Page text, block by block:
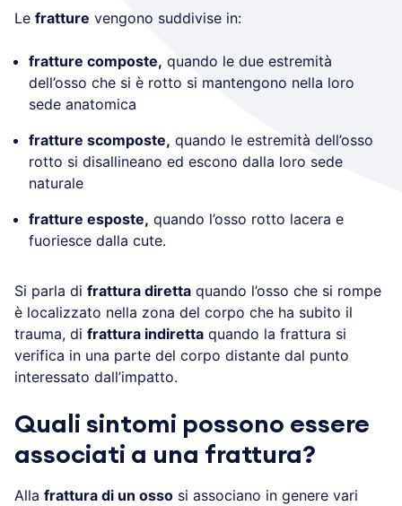
Le fratture vengono suddivise in:
fratture composte, quando le due estremità
dell’osso che si è rotto si mantengono nella loro
sede anatomica
fratture scomposte, quando le estremità dell’osso
rotto si disallineano ed escono dalla loro sede
naturale
fratture esposte, quando l’osso rotto lacera e
fuoriesce dalla cute.
Si parla di frattura diretta quando l’osso che si rompe
è localizzato nella zona del corpo che ha subito il
trauma, di frattura indiretta quando la frattura si
verifica in una parte del corpo distante dal punto
interessato dall’impatto.
Quali sintomi possono essere
associati a una frattura?
Alla frattura di un osso si associano in genere vari